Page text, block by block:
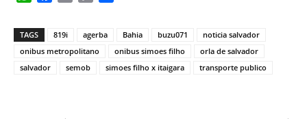
TAGS 819i agerba Bahia buzu071
noticia salvador
onibus metropolitano
onibus simoes filho
orla de salvador
salvador
semob simoes filho x itaigara transporte publico